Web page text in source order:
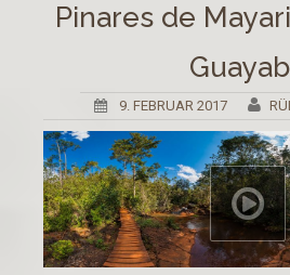
Pinares de
9. FEBRUAR 2017